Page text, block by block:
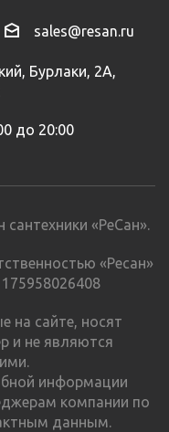
sales@resan.ru
Бурлаки, 2А,
до 20:00
«РеСан».
«Ресан»
на сайте, носят
и не являются
информации
компании по
данным.